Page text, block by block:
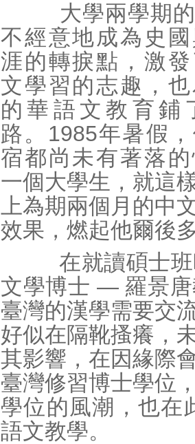
大學兩學期的
不經意地成為史
涯的轉捩點，激
文學習的志趣，
的華語文教育鋪
路。1985年暑假
宿都尚未有著落
一個大學生，就這
上為期兩個月的中
效果，燃起他爾後
在就讀碩士班
文學博士 — 羅景唐
臺灣的漢學需要交
好似在隔靴搔癢，
其影響，在因緣際
臺灣修習博士學位
學位的風潮，也在
語文教學。